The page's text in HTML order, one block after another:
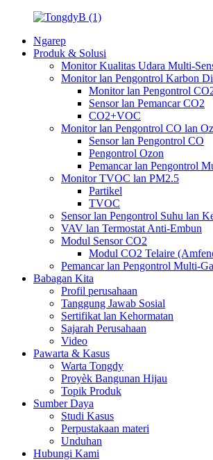
Ngarep
Produk & Solusi
Monitor Kualitas Udara Multi-
Monitor lan Pengontrol Karbon
Monitor lan Pengontrol
Sensor lan Pemancar CO2
CO2+VOC
Monitor lan Pengontrol CO lan
Sensor lan Pengontrol CO
Pengontrol Ozon
Pemancar lan Pengontrol
Monitor TVOC lan PM2.5
Partikel
TVOC
Sensor lan Pengontrol Suhu lan
VAV lan Termostat Anti-Embun
Modul Sensor CO2
Modul CO2 Telaire
Pemancar lan Pengontrol Multi-
Babagan Kita
Profil perusahaan
Tanggung Jawab Sosial
Sertifikat lan Kehormatan
Sajarah Perusahaan
Video
Pawarta & Kasus
Warta Tongdy
Proyèk Bangunan Hijau
Topik Produk
Sumber Daya
Studi Kasus
Perpustakaan materi
Unduhan
Hubungi Kami